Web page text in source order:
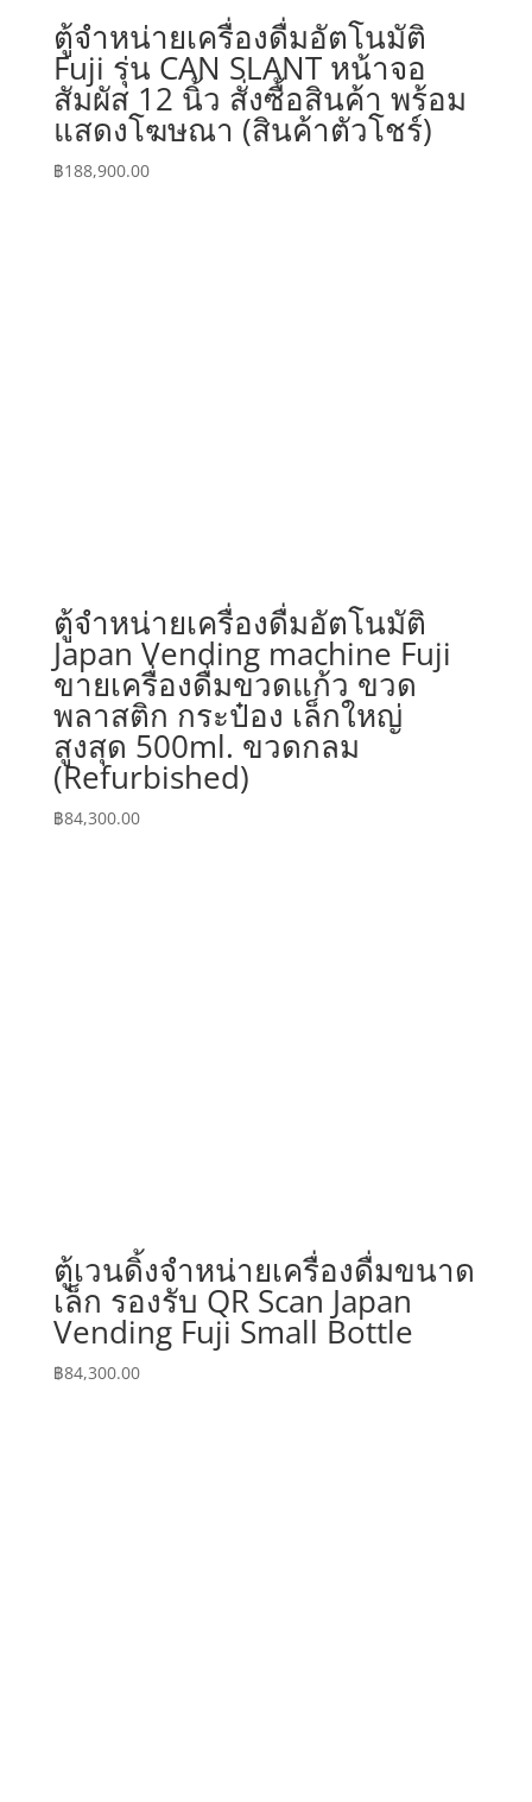
ตู้จำหน่ายเครื่องดื่มอัตโนมัติ
Fuji รุ่น CAN SLANT หน้าจอ
สัมผัส 12 นิ้ว สั่งซื้อสินค้า พร้อม
แสดงโฆษณา (สินค้าตัวโชร์)
฿188,900.00
ตู้จำหน่ายเครื่องดื่มอัตโนมัติ
Japan Vending machine Fuji
ขายเครื่องดื่มขวดแก้ว ขวด
พลาสติก กระป๋อง เล็กใหญ่
สูงสุด 500ml. ขวดกลม
(Refurbished)
฿84,300.00
ตู้เวนดิ้งจำหน่ายเครื่องดื่มขนาด
เล็ก รองรับ QR Scan Japan
Vending Fuji Small Bottle
฿84,300.00